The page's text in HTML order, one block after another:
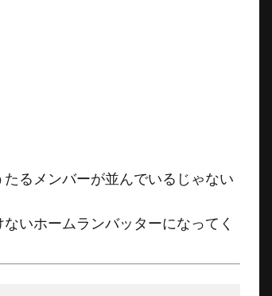
るメンバーが並んでいるじゃない
いホームランバッターになってく